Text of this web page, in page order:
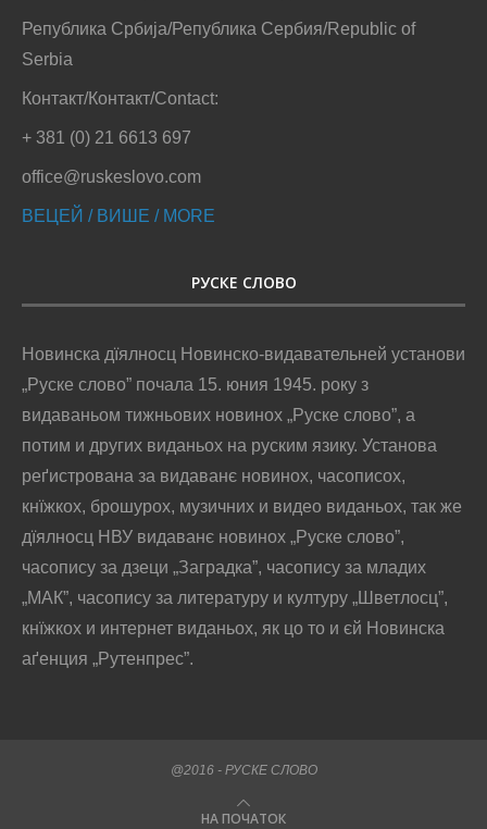
Република Србија/Република Сербия/Republic of
Serbia
Контакт/Контакт/Contact:
+ 381 (0) 21 6613 697
office@ruskeslovo.com
ВЕЦЕЙ / ВИШЕ / MORE
РУСКЕ СЛОВО
Новинска дїялносц Новинско-видавательней установи
„Руске слово” почала 15. юния 1945. року з
видаваньом тижньових новинох „Руске слово”, а
потим и других виданьох на руским язику. Установа
реґистрована за видаванє новинох, часописох,
кнїжкох, брошурох, музичних и видео виданьох, так же
дїялносц НВУ видаванє новинох „Руске слово”,
часопису за дзеци „Заградка”, часопису за младих
„МАК”, часопису за литературу и културу „Шветлосц”,
кнїжкох и интернет виданьох, як цо то и єй Новинска
аґенция „Рутенпрес”.
@2016 - РУСКЕ СЛОВО
НА ПОЧАТОК